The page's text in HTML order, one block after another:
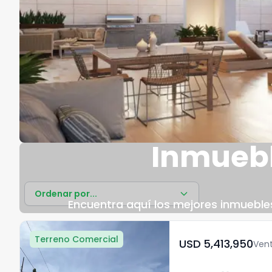
Encuentra aquí los mejores
Ordenar por...
Terreno Comercial USD	5,413,950